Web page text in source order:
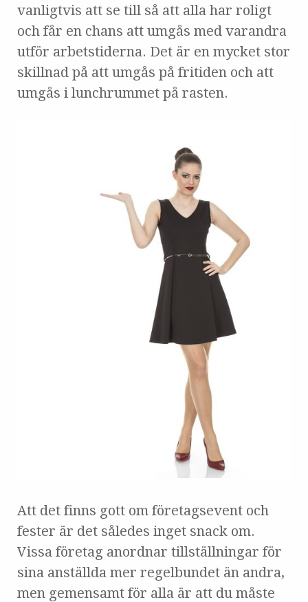
vanligtvis att se till så att alla har roligt
och får en chans att umgås med varandra
utför arbetstiderna. Det är en mycket stor
skillnad på att umgås på fritiden och att
umgås i lunchrummet på rasten.
Att det finns gott om företagsevent och
fester är det således inget snack om.
Vissa företag anordnar tillställningar för
sina anställda mer regelbundet än andra,
men gemensamt för alla är att du måste